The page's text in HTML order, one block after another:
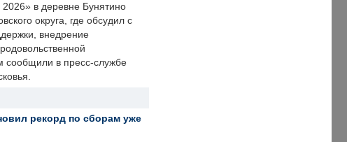
2026» в деревне Бунятино
округа, где обсудил с
внедрение
сообщили в пресс-службе
рекорд по сборам уже